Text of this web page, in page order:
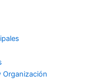
Organización